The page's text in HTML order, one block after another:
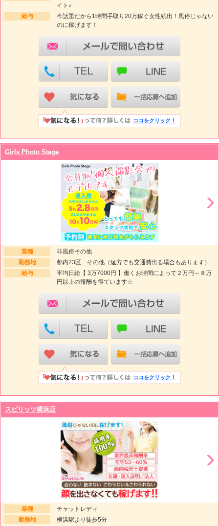
イト♪
給与
今話題だから1時間手取り20万稼ぐ女性続出！風俗じゃない
のに稼げます！
ココをクリック！
Girls Photo Stage
業種
非風俗その他
勤務地
都内23区 その他（遠方でも交通費出る場合もあります）
給与
平均日給【 3万7000円 】働くお時間によって２万円～８万
円以上の報酬を得ています☆
ココをクリック！
スピリッツ横浜店
業種
チャットレディ
勤務地
横浜駅より徒歩5分